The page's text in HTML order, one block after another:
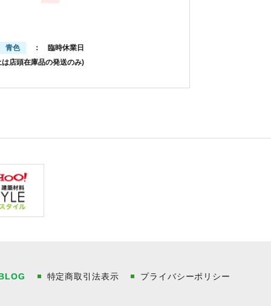
青色
： 臨時休業日
店頭在庫品の発送のみ)
特定商取引法表示 プライバシーポリシー